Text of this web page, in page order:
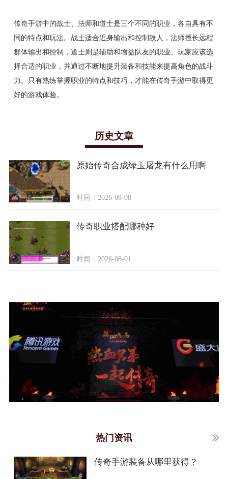
传奇手游中的战士、法师和道士是三个不同的职业，各自具有不
同的特点和玩法。战士适合近身输出和控制敌人，法师擅长远程
群体输出和控制，道士则是辅助和增益队友的职业。玩家应该选
择合适的职业，并通过不断地提升装备和技能来提高角色的战斗
力。只有熟练掌握职业的特点和技巧，才能在传奇手游中取得更
好的游戏体验。
历史文章
原始传奇合成绿玉屠龙有什么用啊
时间：2026-08-08
传奇职业搭配哪种好
时间：2026-08-01
热门资讯
传奇手游装备从哪里获得？